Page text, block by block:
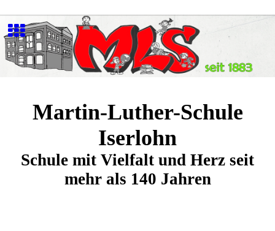
Martin-Luther-Schule
Iserlohn
Schule mit Vielfalt und Herz seit
mehr als 140 Jahren